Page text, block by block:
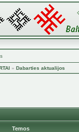
» Dabarties aktualijos
Temos